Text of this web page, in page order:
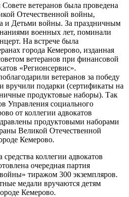
ветеранов была проведена
Отечественной войны,
и Детьми войны. За праздничным
военных лет, поминали
На встрече была
города Кемерово, изданная
ветеранов при финансовой
«Регионсервис».
ветеранов за победу
вручили подарки (сертификаты на
продуктовые наборы). Так
Управления социального
от коллегии адвокатов
продуктовыми наборами
Великой Отечественной
Кемерово.
коллегии адвокатов
очередная партия
тиражом 300 экземпляров.
медали вручаются детям
Кемерово.